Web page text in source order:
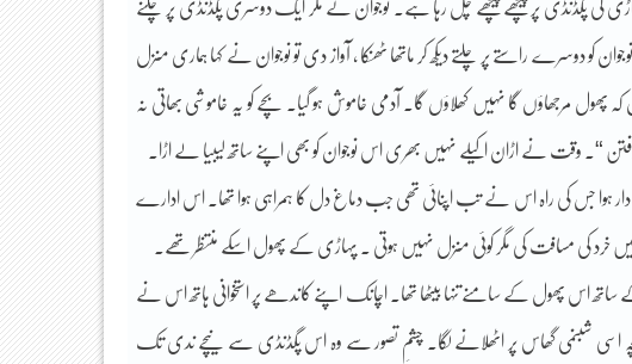
پہاڑی کی پگڈنڈی پر پیچھے پیچھے چل رہا ہے۔ نوجوان نے مگر ایک دوسری پگڈنڈی پر چلنے
کو دوسرے راستے پر چلتے دیکھ کر ماتھا ٹھنکا ، آواز دی تو نوجوان نے کہا ہماری منزل
مرجھاؤں گا نہیں کھلاؤں گا۔ آدمی خاموش ہو گیا۔ بچے کو یہ خاموشی بھاتی نہ
“۔ وقت نے اڑان اکیلے نہیں بھری اس نوجوان کو بھی اپنے ساتھ لیبیا لے اڑا۔
دار ہوا جس کی راہ اس نے تب اپنائی تھی جب دماغ دل کا ہمراہی ہوا تھا۔ اس ادارے
ہیں خرد کی مسافت کی مگر کوئی منزل نہیں ہوتی ۔ پہاڑی کے پھول اسکے منتظر تھے۔
ساتھ اس پھول کے سامنے تنہا بیٹھا تھا۔ اچانک اپنے کاندھے پر استخوانی ہاتھ اس نے
بچہ اسی شبنمی گھاس پر اٹھلانے لگا۔ چشمِ تصور سے وہ اس پگڈنڈی سے نیچے ندی تک